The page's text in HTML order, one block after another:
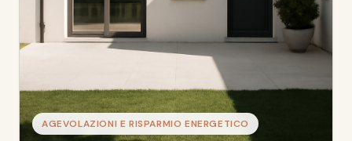
AGEVOLAZIONI E RISPARMIO ENERGETICO